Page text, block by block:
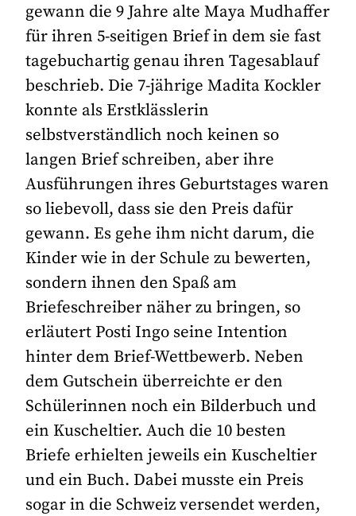
gewann die 9 Jahre alte Maya Mudhaffer
für ihren 5-seitigen Brief in dem sie fast
tagebuchartig genau ihren Tagesablauf
beschrieb. Die 7-jährige Madita Kockler
konnte als Erstklässlerin
selbstverständlich noch keinen so
langen Brief schreiben, aber ihre
Ausführungen ihres Geburtstages waren
so liebevoll, dass sie den Preis dafür
gewann. Es gehe ihm nicht darum, die
Kinder wie in der Schule zu bewerten,
sondern ihnen den Spaß am
Briefeschreiber näher zu bringen, so
erläutert Posti Ingo seine Intention
hinter dem Brief-Wettbewerb. Neben
dem Gutschein überreichte er den
Schülerinnen noch ein Bilderbuch und
ein Kuscheltier. Auch die 10 besten
Briefe erhielten jeweils ein Kuscheltier
und ein Buch. Dabei musste ein Preis
sogar in die Schweiz versendet werden,